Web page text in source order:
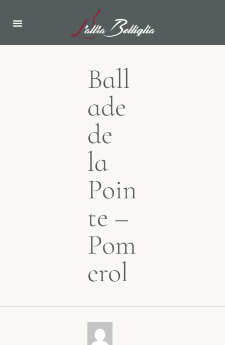
Ball
ade
de
la
Poin
te –
Pom
erol